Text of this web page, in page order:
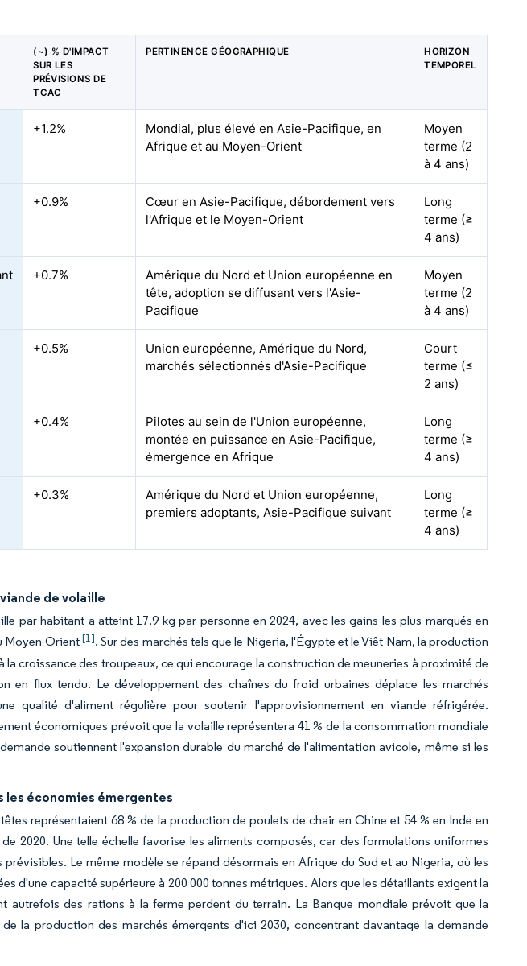
(~) % D'IMPACT
SUR LES
PRÉVISIONS DE
TCAC
PERTINENCE GÉOGRAPHIQUE
HORIZON
TEMPOREL
+1.2%
Mondial, plus élevé en Asie-Pacifique, en
Afrique et au Moyen-Orient
Moyen
terme (2
à 4 ans)
+0.9%
Cœur en Asie-Pacifique, débordement vers
l'Afrique et le Moyen-Orient
Long
terme (≥
4 ans)
+0.7%
Amérique du Nord et Union européenne en
tête, adoption se diffusant vers l'Asie-
Pacifique
Moyen
terme (2
à 4 ans)
+0.5%
Union européenne, Amérique du Nord,
marchés sélectionnés d'Asie-Pacifique
Court
terme (≤
2 ans)
+0.4%
Pilotes au sein de l'Union européenne,
montée en puissance en Asie-Pacifique,
émergence en Afrique
Long
terme (≥
4 ans)
+0.3%
Amérique du Nord et Union européenne,
premiers adoptants, Asie-Pacifique suivant
Long
terme (≥
4 ans)
de volaille
par habitant a atteint 17,9 kg par personne en 2024, avec les gains les plus marqués en
Moyen-Orient[1]. Sur des marchés tels que le Nigeria, l'Égypte et le Viêt Nam, la production
croissance des troupeaux, ce qui encourage la construction de meuneries à proximité de
en flux tendu. Le développement des chaînes du froid urbaines déplace les marchés
qualité d'aliment régulière pour soutenir l'approvisionnement en viande réfrigérée.
économiques prévoit que la volaille représentera 41 % de la consommation mondiale
soutiennent l'expansion durable du marché de l'alimentation avicole, même si les
les économies émergentes
représentaient 68 % de la production de poulets de chair en Chine et 54 % en Inde en
2020. Une telle échelle favorise les aliments composés, car des formulations uniformes
Le même modèle se répand désormais en Afrique du Sud et au Nigeria, où les
d'une capacité supérieure à 200 000 tonnes métriques. Alors que les détaillants exigent la
autrefois des rations à la ferme perdent du terrain. La Banque mondiale prévoit que la
la production des marchés émergents d'ici 2030, concentrant davantage la demande